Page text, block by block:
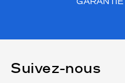
Suivez-nous